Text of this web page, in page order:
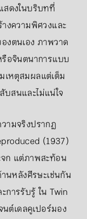
สดงในบริบทที่
งความพิศวงและ
งตนเอง ภาพวาด
อจินตนาการแบบ
หตุสมผลแต่เต็ม
สนและไม่แน่ใจ
ามจริงปรากฏ
(1937)
ก แต่ภาพสะท้อน
นหลังศีรษะเช่นกัน
ารรับรู้ ใน Twin
ต์เดลคูเปอร์มอง